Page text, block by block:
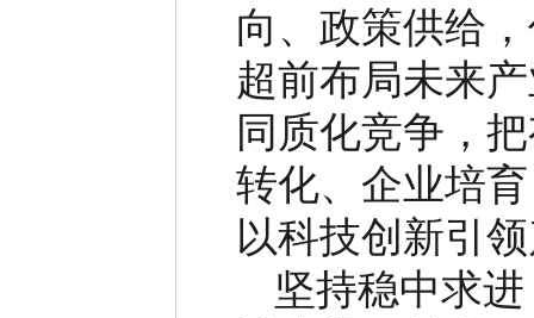
向、政策供给
超前布局未来
同质化竞争，
转化、企业培
以科技创新引
坚持稳中求